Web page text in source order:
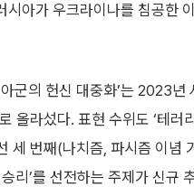
아가 우크라이나를 침공한
군의 헌신 대중화’는 2023년
라섰다. 표현 수위도 ‘테러
세 번째(나치즘, 파시즘 이념
리’를 선전하는 주제가 신규